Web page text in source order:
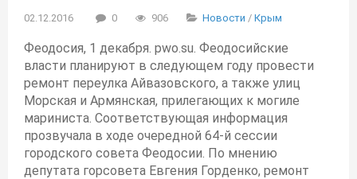
02.12.2016 0 906 Новости / Крым
Феодосия, 1 декабря. pwo.su. Феодосийские
власти планируют в следующем году провести
ремонт переулка Айвазовского, а также улиц
Морская и Армянская, прилегающих к могиле
мариниста. Соответствующая информация
прозвучала в ходе очередной 64-й сессии
городского совета Феодосии. По мнению
депутата горсовета Евгения Горденко, ремонт